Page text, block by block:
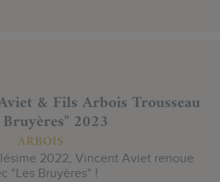
& Fils Arbois Trousseau
2023
ARBOIS
2022, Vincent Aviet renoue
"Les Bruyères" !